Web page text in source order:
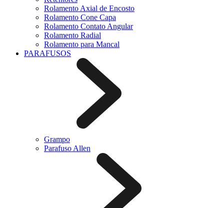
Rolamento Axial de Encosto
Rolamento Cone Capa
Rolamento Contato Angular
Rolamento Radial
Rolamento para Mancal
PARAFUSOS
Grampo
Parafuso Allen